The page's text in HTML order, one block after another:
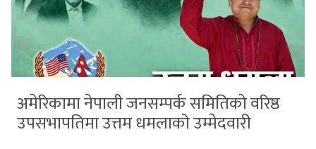
अमेरिकामा नेपाली जनसम्पर्क समितिको वरिष्ठ
उपसभापतिमा उत्तम धमलाको उम्मेदवारी